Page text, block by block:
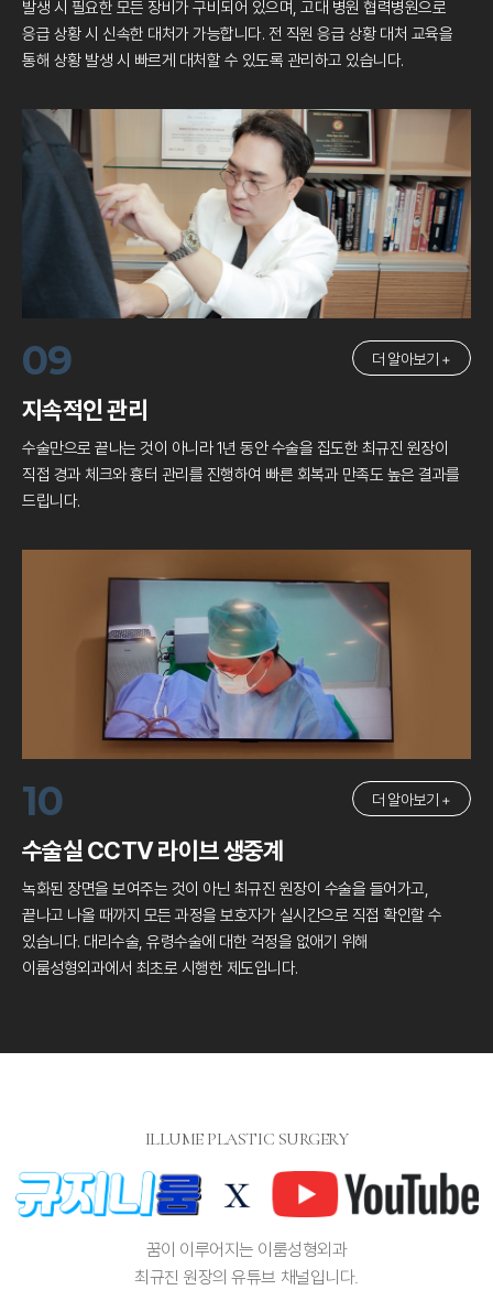
발생 시 필요한 모든 장비가 구비되어 있으며, 고대 병원 협력병원으로
응급 상황 시 신속한 대처가 가능합니다. 전 직원 응급 상황 대처 교육을
통해 상황 발생 시 빠르게 대처할 수 있도록 관리하고 있습니다.
09
지속적인 관리
수술만으로 끝나는 것이 아니라 1년 동안 수술을 집도한 최규진 원장이
직접 경과 체크와 흉터 관리를 진행하여 빠른 회복과 만족도 높은 결과를
드립니다.
더 알아보기 +
10
수술실 CCTV 라이브 생중계
녹화된 장면을 보여주는 것이 아닌 최규진 원장이 수술을 들어가고,
끝나고 나올 때까지 모든 과정을 보호자가 실시간으로 직접 확인할 수
있습니다. 대리수술, 유령수술에 대한 걱정을 없애기 위해
이룸성형외과에서 최초로 시행한 제도입니다.
더 알아보기 +
ILLUME PLASTIC SURGERY
꿈이 이루어지는 이룸성형외과
최규진 원장의 유튜브 채널입니다.